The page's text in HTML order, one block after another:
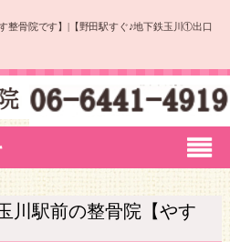
整骨院です】|【野田駅すぐ♪地下鉄玉川①出口
川駅前の整骨院【やす